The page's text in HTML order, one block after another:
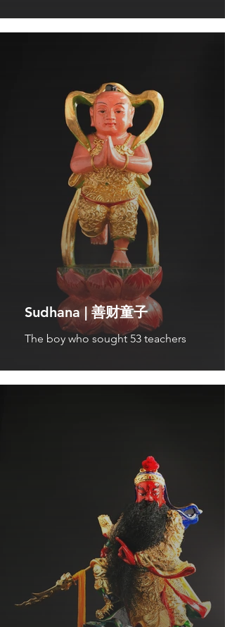
Sudhana | 善财童子
The boy who sought 53 teachers